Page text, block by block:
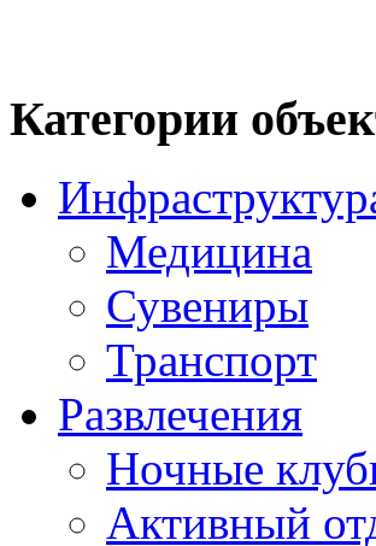
Категории
Медицина
Сувениры
Транспорт
Развлечения
Ночные
Активный